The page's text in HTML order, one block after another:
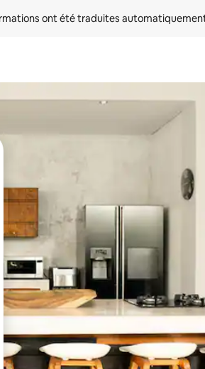
ont été traduites
et vers le bas pour les parcourir ou en